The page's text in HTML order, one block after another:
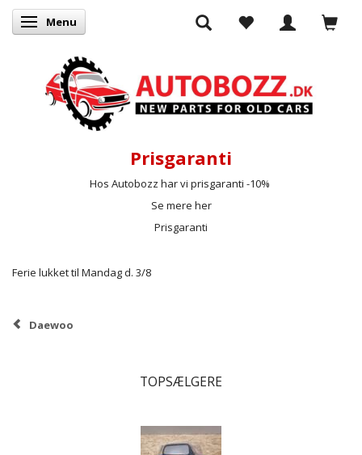
Skifte navigation
Menu
Prisgaranti
Hos Autobozz har vi prisgaranti -10%
Se mere her
Prisgaranti
Ferie lukket til Mandag d. 3/8
Daewoo
TOPSÆLGERE